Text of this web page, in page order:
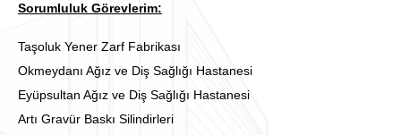
Sorumluluk Görevlerim:
Taşoluk Yener Zarf Fabrikası
Okmeydanı Ağız ve Diş Sağlığı Hastanesi
Eyüpsultan Ağız ve Diş Sağlığı Hastanesi
Artı Gravür Baskı Silindirleri